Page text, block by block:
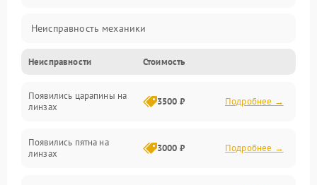
Неисправность механики
Неисправность электроники (если объектив с мотором/
Прочие неисправности
Неисправности Стоимость
Появились царапины на
линзах
3500 ₽ Подробнее →
Появились пятна на
линзах
3000 ₽ Подробнее →